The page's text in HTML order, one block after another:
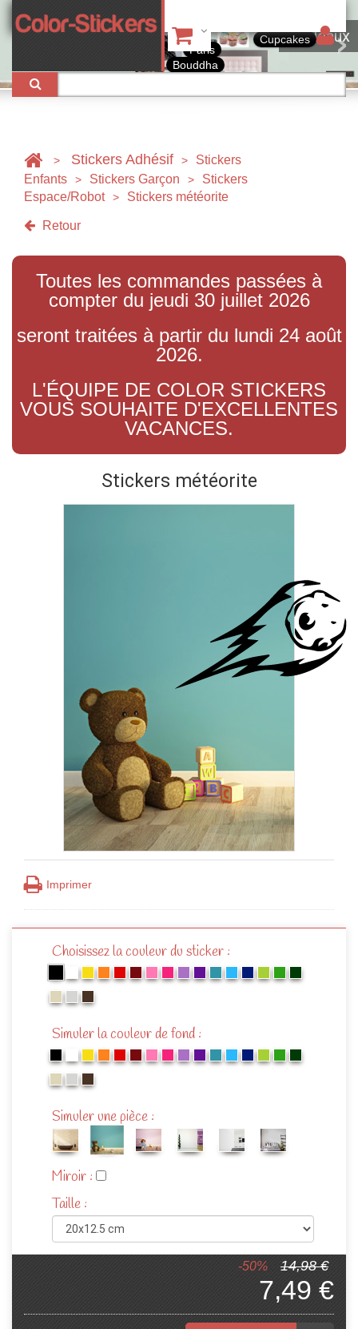
Tableaux
Bouddha
Paris
Cupcakes
> Stickers Adhésif >
Stickers
Enfants
> Stickers Garçon >
Stickers
Espace/Robot
> Stickers météorite
Retour
Toutes les commandes passées à
compter du jeudi 30 juillet 2026
seront traitées à partir du lundi 24 août
2026.
L'ÉQUIPE DE COLOR STICKERS
VOUS SOUHAITE D'EXCELLENTES
VACANCES.
Stickers météorite
Imprimer
Choisissez la couleur du sticker :
Simuler la couleur de fond :
Simuler une pièce :
Miroir :
Taille :
-50% 14,98 €
7,49 €